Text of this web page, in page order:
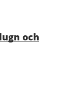
och